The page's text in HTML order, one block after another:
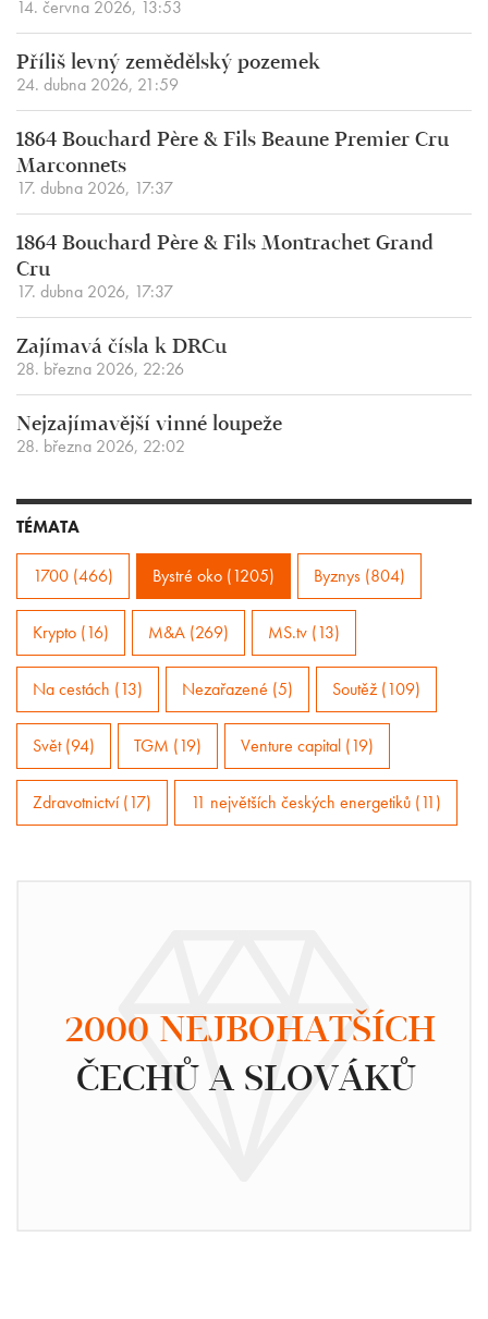
14. června 2026, 13:53
Příliš levný zemědělský pozemek
24. dubna 2026, 21:59
1864 Bouchard Père & Fils Beaune Premier Cru
Marconnets
17. dubna 2026, 17:37
1864 Bouchard Père & Fils Montrachet Grand
Cru
17. dubna 2026, 17:37
Zajímavá čísla k DRCu
28. března 2026, 22:26
Nejzajímavější vinné loupeže
28. března 2026, 22:02
TÉMATA
1700 (466) Bystré oko (1205) Byznys (804)
Krypto (16) M&A (269) MS.tv (13)
Na cestách (13) Nezařazené (5) Soutěž (109)
Svět (94) TGM (19) Venture capital (19)
Zdravotnictví (17) 11 největších českých energetiků (11)
2000 NEJBOHATŠÍCH
ČECHŮ A SLOVÁKŮ